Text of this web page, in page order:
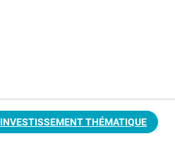
INVESTISSEMENT THÉMATIQUE